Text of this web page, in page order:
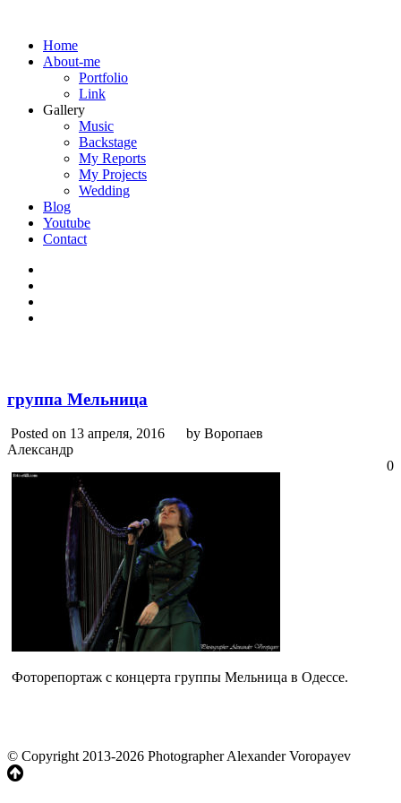
Home
About-me
Portfolio
Link
Gallery
Music
Backstage
My Reports
My Projects
Wedding
Blog
Youtube
Contact
группа Мельница
Posted on 13 апреля, 2016
by Воропаев
Александр
0
Фоторепортаж с концерта группы Мельница в Одессе.
© Copyright 2013-2026 Photographer Alexander Voropayev